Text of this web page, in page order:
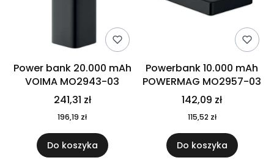
Power bank 20.000 mAh
VOIMA MO2943-03
241,31 zł
196,19 zł
Do koszyka
Powerbank 10.000 mAh
POWERMAG MO2957-03
142,09 zł
115,52 zł
Do koszyka